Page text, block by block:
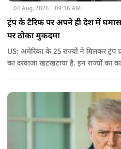
04 Aug, 2026 09:36 AM
ट्रंप के टैरिफ पर अपने ही देश में
पर ठोका मुकदमा
US: अमेरिका के 25 राज्यों ने मिलकर
का दरवाजा खटखटाया है. इन राज्यों का